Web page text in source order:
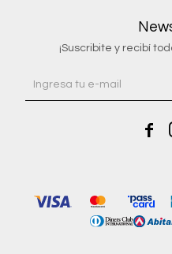
¡Suscribite y recibí
